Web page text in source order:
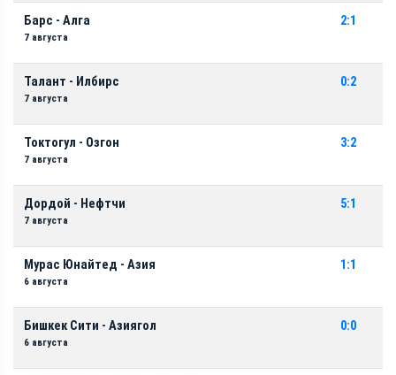
Барс - Алга
7 августа
2:1
Талант - Илбирс
7 августа
0:2
Токтогул - Озгон
7 августа
3:2
Дордой - Нефтчи
7 августа
5:1
Мурас Юнайтед - Азия
6 августа
1:1
Бишкек Сити - Азиягол
6 августа
0:0